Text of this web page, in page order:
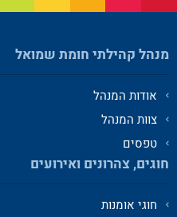
מנהל קהילתי חומת שמואל
אודות המנהל
צוות המנהל
טפסים
חוגים, צהרונים ואירועים
חוגי אומנות